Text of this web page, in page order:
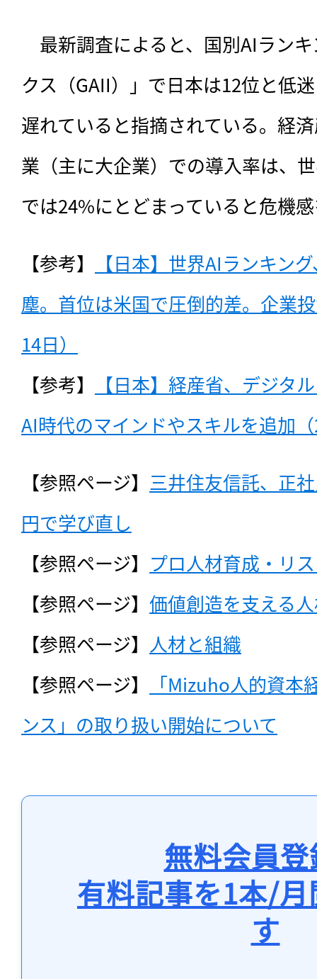
最新調査によると、国別AIラン
クス（GAII）」で日本は12位と低
遅れていると指摘されている。経
業（主に大企業）での導入率は、
では24%にとどまっていると危機
【参考】
【日本】世界AIランキン
塵。首位は米国で圧倒的差。企業
14日）
【参考】
【日本】経産省、デジタ
AI時代のマインドやスキルを追加
【参照ページ】 三井住友信託、正
円で学び直し
【参照ページ】 プロ人材育成・リ
【参照ページ】 価値創造を支える
【参照ページ】 人材と組織
【参照ページ】
「Mizuho人的資本
ンス」の取り扱い開始について
無料会員
有料記事を1本/
す